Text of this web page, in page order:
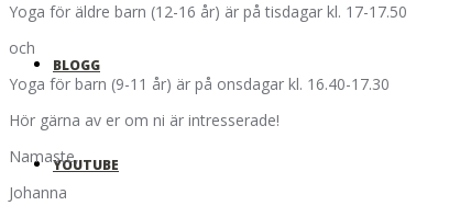
BLOGG
YOUTUBE
Yoga för äldre barn (12-16 år) är på tisdagar kl. 17-17.50
och
Yoga för barn (9-11 år) är på onsdagar kl. 16.40-17.30
Hör gärna av er om ni är intresserade!
Namaste,
Johanna